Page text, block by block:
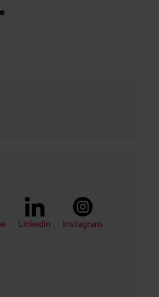
LinkedIn Instagram